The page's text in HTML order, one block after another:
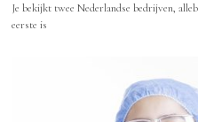
Je bekijkt twee Nederlandse bedrijven,
eerste is